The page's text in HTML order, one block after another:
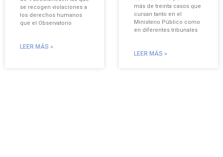
se recogen violaciones a
los derechos humanos
que el Observatorio
LEER MÁS »
más de treinta casos que
cursan tanto en el
Ministerio Público como
en diferentes tribunales
LEER MÁS »